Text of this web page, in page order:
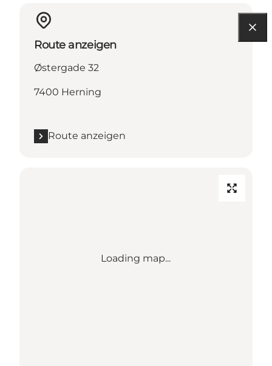
Route anzeigen
Østergade 32
7400 Herning
Route anzeigen
Loading map...